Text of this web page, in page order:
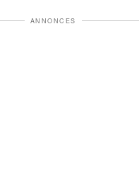
ANNONCES